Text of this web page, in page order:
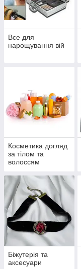
Все для
нарощування вій
Косметика догляд
за тілом та
волоссям
Біжутерія та
аксесуари